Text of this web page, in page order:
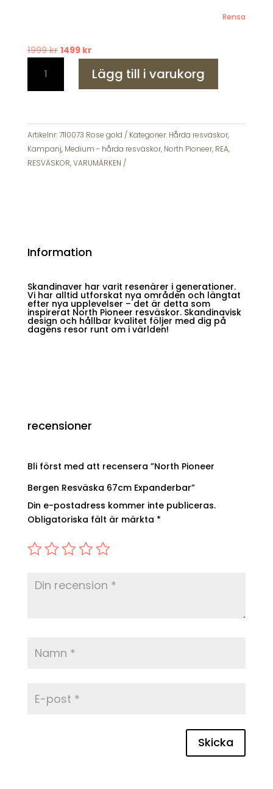
Rensa
1999kr Det
var:
1499 krDet
priset
är:
Pioneer
Bergen
67cm
Expanderbar
mängd
Lägg till i varukorg
Artikelnr:7110073 Rose gold Kategorier: Hårda resväskor,
Kampanj, Medium - hårda resväskor, North Pioneer, REA,
RESVÄSKOR,VARUMÄRKEN
Information
Skandinaver har varit resenärer i generationer.
Vi har alltid utforskat nya områden och längtat
efter nya upplevelser – det är detta som
inspirerat North Pioneer resväskor. Skandinavisk
design och hållbar kvalitet följer med dig på
dagens resor runt om i världen!
recensioner
Bli först med att recensera ”North Pioneer
Bergen Resväska 67cm Expanderbar”
Din e-postadress kommer inte publiceras.
Obligatoriska fält är märkta *
Skicka